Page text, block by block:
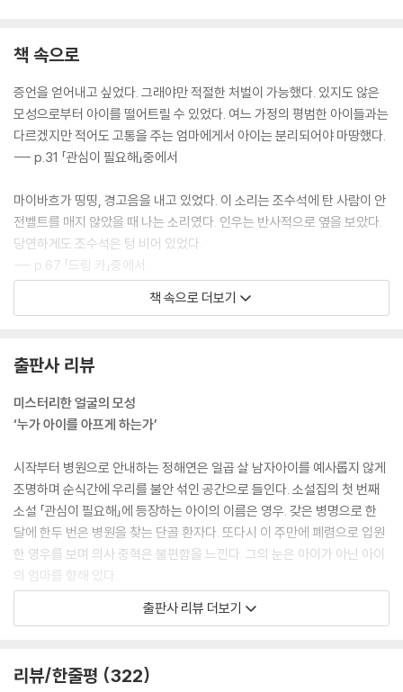
책 속으로
증언을 얻어내고 싶었다. 그래야만 적절한 처벌이 가능했다. 있지도 않은
모성으로부터 아이를 떨어트릴 수 있었다. 여느 가정의 평범한 아이들과는
다르겠지만 적어도 고통을 주는 엄마에게서 아이는 분리되어야 마땅했다.
--- p.31 「관심이 필요해」중에서
마이바흐가 띵띵, 경고음을 내고 있었다. 이 소리는 조수석에 탄 사람이 안
전벨트를 매지 않았을 때 나는 소리였다. 인우는 반사적으로 옆을 보았다.
당연하게도 조수석은 텅 비어 있었다.
--- p.67 「드림 카」중에서
목덜미에 차가운 기운이 와 닿았다. 입안이 온통 얼어붙은 누군가의 한숨
--- pp.71~72「드림 카」중에서
분명 어딘가에 말이 있을 텐데 보이지 않았다. 사회가 말의 존재를 원하지
--- pp.79~80 「말은 안 되지만」중에서
인면수심, 아니 마면수심이라는 글자가 내 등허리에 들러붙는 한이 있더라
도 나는 내 부모를 고소하기로 했다. 아무리 항거하고 발버둥 쳐도 내 부모
는 기어이 나를 성형외과 침대 위에 눕혀 잠재울 터였다.
--- p.85 「말은 안 되지만」중에서
나는 더럽지 않아. 냄새나지도 않아. 비를 피할 뿐이야. 아무 해도 끼치지
않아.
책 속으로 더보기
출판사 리뷰
미스터리한 얼굴의 모성
‘누가 아이를 아프게 하는가’
시작부터 병원으로 안내하는 정해연은 일곱 살 남자아이를 예사롭지 않게
조명하며 순식간에 우리를 불안 섞인 공간으로 들인다. 소설집의 첫 번째
소설 「관심이 필요해」에 등장하는 아이의 이름은 영우. 갖은 병명으로 한
달에 한두 번은 병원을 찾는 단골 환자다. 또다시 이 주만에 폐렴으로 입원
한 영우를 보며 의사 중혁은 불편함을 느낀다. 그의 눈은 아이가 아닌 아이
의 엄마를 향해 있다.
“얼마나 지극정성인지 몰라요. 나도 환자 간호했다면 한 사람인데 저렇게
같더만.”
출판사 리뷰 더보기
리뷰/한줄평 322